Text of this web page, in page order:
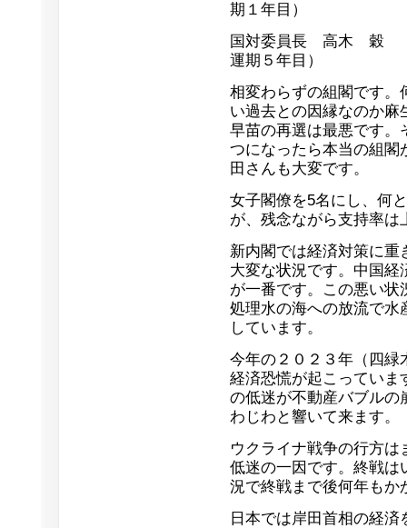
期１年目）
国対委員長 高木 穀
運期５年目）
相変わらずの組閣です。
い過去との因縁なのか
早苗の再選は最悪です。
つになったら本当の組閣
田さんも大変です。
女子閣僚を5名にし、何
が、残念ながら支持率は
新内閣では経済対策に
大変な状況です。中国
が一番です。この悪い
処理水の海への放流で水
しています。
今年の２０２３年（四緑
経済恐慌が起こっていま
の低迷が不動産バブルの
わじわと響いて来ます。
ウクライナ戦争の行方
低迷の一因です。終戦は
況で終戦まで後何年もか
日本では岸田首相の経